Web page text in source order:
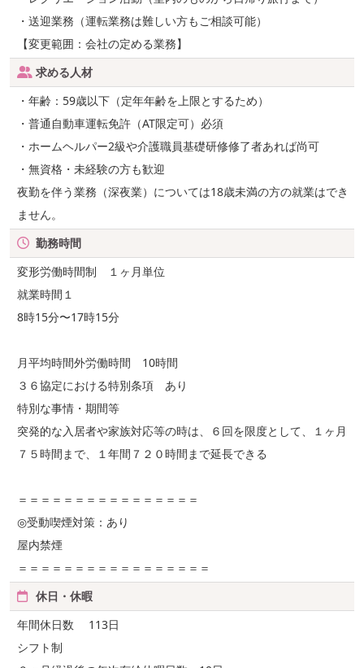
・送迎業務（運転業務は難しい方もご相談可能）
【変更範囲：会社の定める業務】
求める人材
・年齢：59歳以下（定年年齢を上限とするため）
・普通自動車運転免許（AT限定可）必須
・ホームヘルパー2級や介護職員基礎研修修了者あれば尚可
・無資格・未経験の方も歓迎
夜勤を伴う業務（深夜業）については18歳未満の方の就業はでき
ません。
勤務時間
変形労働時間制 １ヶ月単位
就業時間１
8時15分〜17時15分
月平均時間外労働時間 10時間
３６協定における特別条項 あり
特別な事情・期間等
突発的な入居者や家族対応等の時は、６回を限度として、１ヶ月
７５時間まで、１年間７２０時間まで延長できる
＝＝＝＝＝＝＝＝＝＝＝＝＝＝＝＝
◎受動喫煙対策：あり
屋内禁煙
＝＝＝＝＝＝＝＝＝＝＝＝＝＝＝＝＝
休日・休暇
年間休日数 113日
シフト制